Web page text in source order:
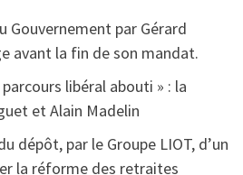
Gouvernement par Gérard
avant la fin de son mandat.
libéral abouti » : la
et Alain Madelin
dépôt, par le Groupe LIOT, d’un
la réforme des retraites